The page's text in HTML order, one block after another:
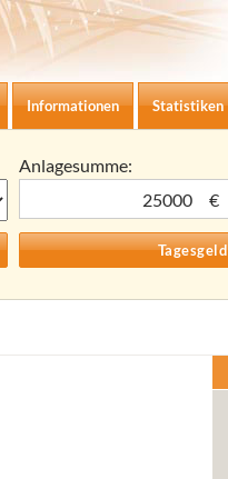
Informationen Statistiken
Anlagesumme:
€